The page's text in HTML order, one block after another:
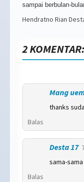
sampai berbulan-
Hendratno Rian
2 KOMENTAR:
Mang
thanks
Balas
Desta 17
sama-
Balas